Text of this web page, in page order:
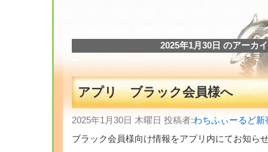
2025年1月30日 のアーカ
アプリ ブラック会員様へ
2025年1月30日 木曜日 投稿者:わちふぃーるど
ブラック会員様向け情報をアプリ内にてお知ら